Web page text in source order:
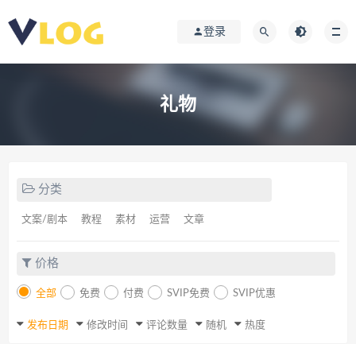
登录
礼物
分类
文案/剧本 教程 素材 运营 文章
价格
全部 免费 付费 SVIP免费 SVIP优惠
发布日期 修改时间 评论数量 随机 热度